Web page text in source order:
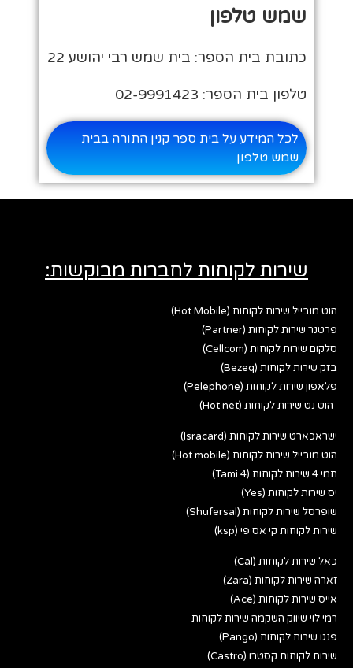
שמש טלפון
כתובת בית הספר: בית שמש רבי יהושע 22
טלפון בית הספר: 02-9991423
לכל המידע על בית ספר קנין התורה בבית
שמש טלפון
שירות לקוחות לחברות מבוקשות:
הוט מובייל שירות לקוחות (Hot Mobile)
פרטנר שירות לקוחות (Partner)
סלקום שירות לקוחות (Cellcom)
בזק שירות לקוחות (Bezeq)
פלאפון שירות לקוחות (Pelephone)
הוט נט שירות לקוחות (Hot net)
ישראכארט שירות לקוחות (Isracard)
הוט מובייל שירות לקוחות (Hot mobile)
תמי 4 שירות לקוחות (Tami 4)
יס שירות לקוחות (Yes)
שופרסל שירות לקוחות (Shufersal)
שירות לקוחות קי אס פי (ksp)
כאל שירות לקוחות (Cal)
זארה שירות לקוחות (Zara)
אייס שירות לקוחות (Ace)
רמי לוי שיווק השקמה שירות לקוחות
פנגו שירות לקוחות (Pango)
שירות לקוחות קסטרו (Castro)